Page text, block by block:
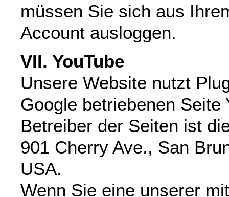
müssen Sie sich aus
Account ausloggen.
VII. YouTube
Unsere Website nutzt
Google betriebenen Seite
Betreiber der Seiten ist
901 Cherry Ave., San
USA.
Wenn Sie eine unserer